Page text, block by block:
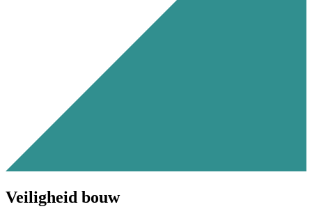
Veiligheid bouw